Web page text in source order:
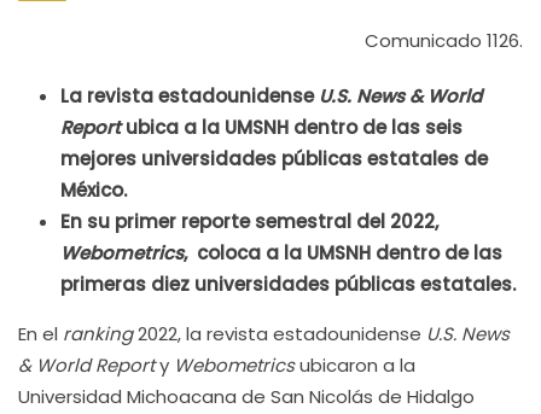
Comunicado 1126.
La revista estadounidense U.S. News & World
Reportubica a la UMSNH dentro de las seis
mejores universidades públicas estatales de
México.
En su primer reporte semestral del 2022,
Webometrics, coloca a la UMSNH dentro de las
primeras diez universidades públicas estatales.
En el ranking2022, la revista estadounidense U.S. News
& World Reporty Webometricsubicaron a la
Universidad Michoacana de San Nicolás de Hidalgo